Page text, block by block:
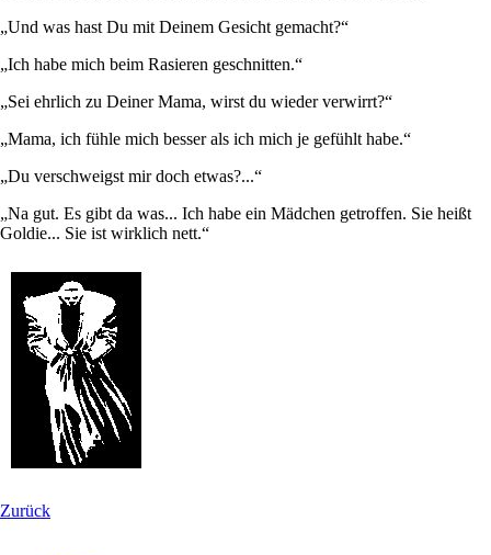
„Und was hast Du mit Deinem Gesicht gemacht?“
„Ich habe mich beim Rasieren geschnitten.“
„Sei ehrlich zu Deiner Mama, wirst du wieder verwirrt?“
„Mama, ich fühle mich besser als ich mich je gefühlt habe.“
„Du verschweigst mir doch etwas?...“
„Na gut. Es gibt da was... Ich habe ein Mädchen getroffen. Sie heißt
Goldie... Sie ist wirklich nett.“
Zurück